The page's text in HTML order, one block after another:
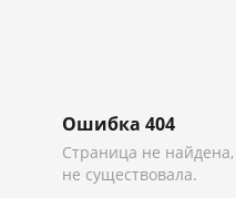
Ошибка 404
Страница не
не существовала.